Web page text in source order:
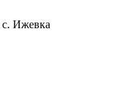
с. Ижевка